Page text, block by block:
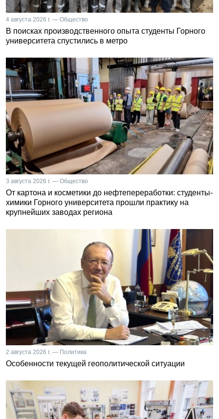
4 августа 2026 г. — Общество
В поисках производственного опыта студенты Горного
университета спустились в метро
3 августа 2026 г. — Общество
От картона и косметики до нефтепереработки: студенты-
химики Горного университета прошли практику на
крупнейших заводах региона
2 августа 2026 г. — Политика
Особенности текущей геополитической ситуации